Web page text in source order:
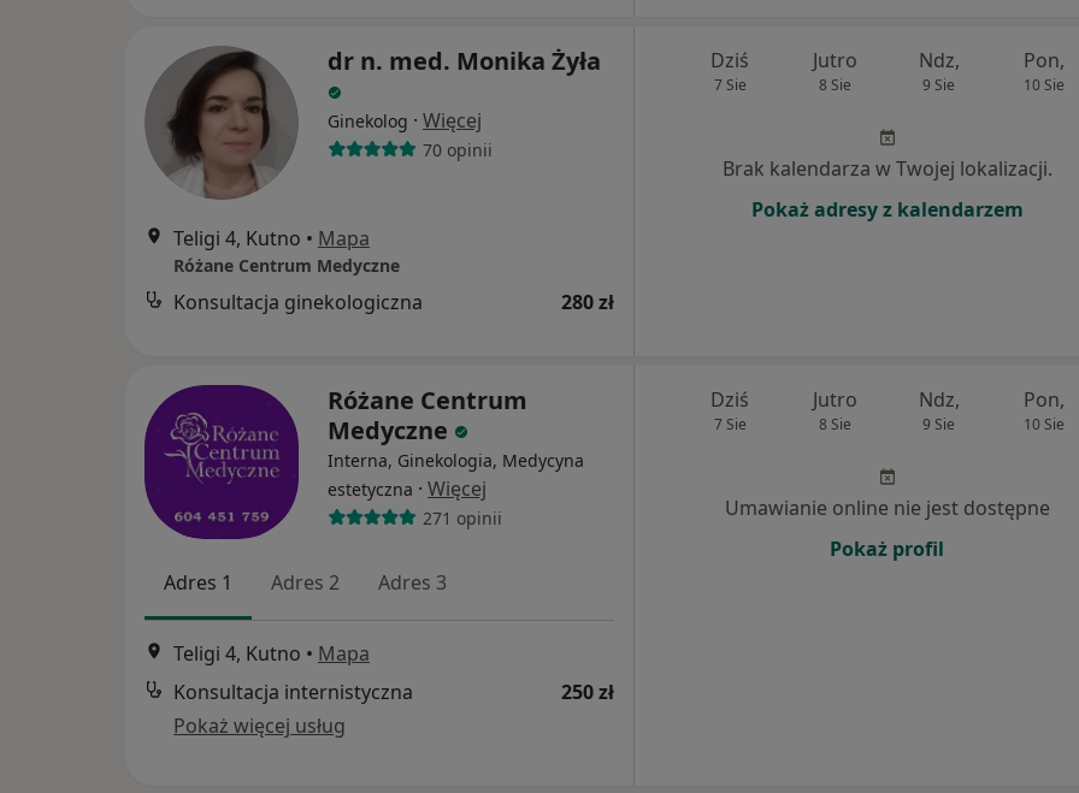
dr n. med. Monika Żyła
Ginekolog · Więcej
70 opinii
Teligi 4, Kutno • Mapa
Różane Centrum Medyczne
Konsultacja ginekologiczna 280 zł
Dziś
7 Sie
Jutro
8 Sie
Ndz,
9 Sie
Pon,
10 Sie
Brak kalendarza w Twojej lokalizacji.
Pokaż adresy z kalendarzem
Różane Centrum
Medyczne
Interna, Ginekologia, Medycyna
estetyczna · Więcej
271 opinii
Adres 1 Adres 2 Adres 3
Teligi 4, Kutno • Mapa
Konsultacja internistyczna
250 zł
Pokaż więcej usług
Dziś
7 Sie
Jutro
8 Sie
Ndz,
9 Sie
Pon,
10 Sie
Umawianie online nie jest dostępne
Pokaż profil